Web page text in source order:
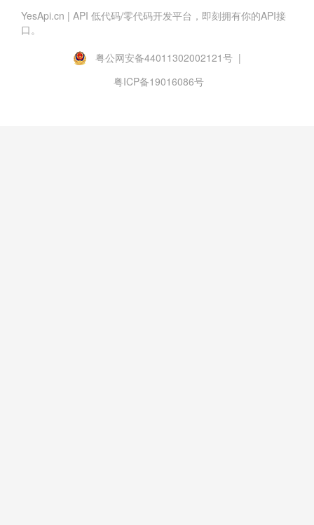
YesApi.cn | API 低代码/零代码开发平台，即刻拥有你的API接
口。
粤公网安备44011302002121号 |
粤ICP备19016086号